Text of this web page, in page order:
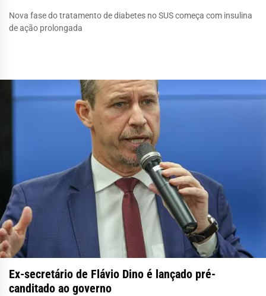
Nova fase do tratamento de diabetes no SUS começa com insulina
de ação prolongada
Ex-secretário de Flávio Dino é lançado pré-
canditado ao governo